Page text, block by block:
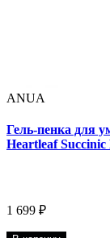
ANUA
Гель-пенка для
Heartleaf
1 699 ₽